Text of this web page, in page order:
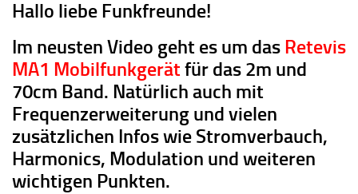
Hallo liebe Funkfreunde!
Im neusten Video geht es um das Retevis
MA1 Mobilfunkgerätfür das 2m und
70cm Band. Natürlich auch mit
Frequenzerweiterung und vielen
zusätzlichen Infos wie Stromverbauch,
Harmonics, Modulation und weiteren
wichtigen Punkten.